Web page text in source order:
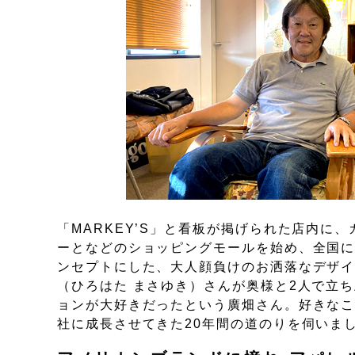
「MARKEY’S」と看板が掲げられた店内に
ーとなどのショッピングモールを始め、全国
ンセプトにした、大人顔負けのお洒落なデザ
（ひろはた まさゆき）さんが奥様と2人で立
ョンが大好きだったという廣畑さん。好きな
社に成長させてきた20年間の道のりを伺いま